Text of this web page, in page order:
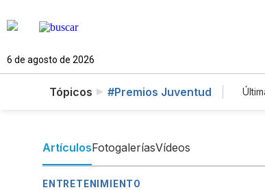
6 de agosto de 2026
Tópicos #Premios Juventud
ArtículosFotogaleríasVídeos
ENTRETENIMIENTO